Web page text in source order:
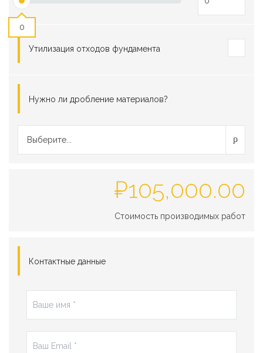
0
Утилизация отходов фундамента
Нужно ли дробление материалов?
Выберите...
₽105,000.00
Стоимость производимых работ
Контактные данные